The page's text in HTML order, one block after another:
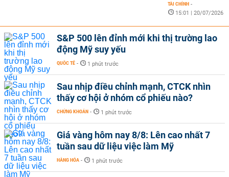
TÀI CHÍNH -
15:01 | 20/07/2026
S&P 500 lên đỉnh mới khi thị trường lao
động Mỹ suy yếu
QUỐC TẾ - 1 phút trước
Sau nhịp điều chỉnh mạnh, CTCK nhìn
thấy cơ hội ở nhóm cổ phiếu nào?
CHỨNG KHOÁN - 1 phút trước
Giá vàng hôm nay 8/8: Lên cao nhất 7
tuần sau dữ liệu việc làm Mỹ
HÀNG HÓA - 1 phút trước